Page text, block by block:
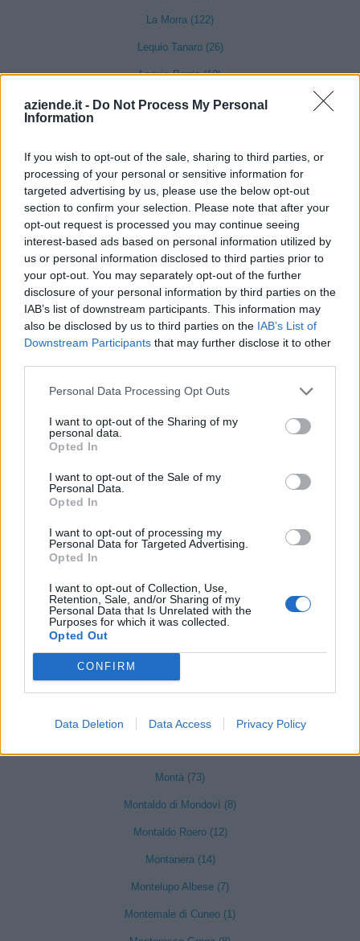
aziende.it - Do Not Process My Personal
Information
If you wish to opt-out of the sale, sharing to third parties, or
processing of your personal or sensitive information for
targeted advertising by us, please use the below opt-out
section to confirm your selection. Please note that after your
opt-out request is processed you may continue seeing
interest-based ads based on personal information utilized by
us or personal information disclosed to third parties prior to
your opt-out. You may separately opt-out of the further
disclosure of your personal information by third parties on the
IAB’s list of downstream participants. This information may
also be disclosed by us to third parties on the IAB’s List of
Downstream Participants that may further disclose it to other
Personal Data Processing Opt Outs
I want to opt-out of the Sharing of my
personal data.
Opted In
I want to opt-out of the Sale of my
Personal Data.
Opted In
I want to opt-out of processing my
Personal Data for Targeted Advertising.
Opted In
I want to opt-out of Collection, Use,
Retention, Sale, and/or Sharing of my
Personal Data that Is Unrelated with the
Purposes for which it was collected.
Opted Out
CONFIRM
Data Deletion Data Access Privacy Policy
La Morra (122)
Lequio Tanaro (26)
Lequio Berria (10)
Lesegno (12)
Limone Piemonte (53)
Lisio (1)
Macra (1)
Magliano Alpi (61)
Magliano Alfieri (21)
Mango (26)
Manta (55)
Marene (74)
Marsaglia (3)
Melle (8)
Mombarcaro (6)
Monastero di Vasco (9)
Monasterolo di Savigliano (35)
Mondovì (490)
Monesiglio (13)
Montà (73)
Montaldo di Mondovì (8)
Montaldo Roero (12)
Montanera (14)
Montelupo Albese (7)
Montemale di Cuneo (1)